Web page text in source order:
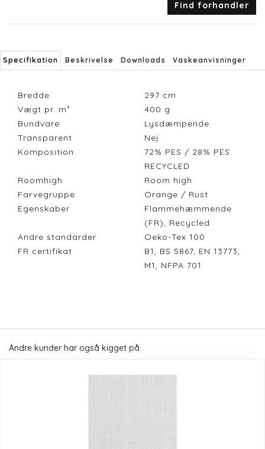
Find forhandler
Specifikation Beskrivelse Downloads Vaskeanvisninger
Bredde 297 cm
Vægt pr. m²
400 g
Bundvare
Lysdæmpende
Transparent
Nej
Komposition
72% PES / 28% PES
RECYCLED
Roomhigh
Room high
Farvegruppe
Orange / Rust
Egenskaber
Flammehæmmende
(FR), Recycled
Andre standarder
Oeko-Tex 100
FR certifikat
B1, BS 5867, EN 13773,
M1, NFPA 701
Andre kunder har også kigget på